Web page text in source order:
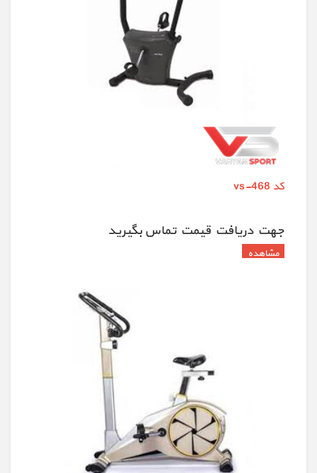
کد vs-468
جهت دريافت قيمت تماس بگيريد